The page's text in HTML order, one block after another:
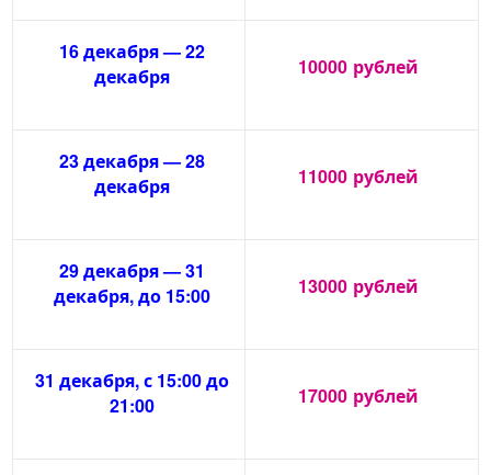
16 декабря — 22
декабря
10000 рублей
23 декабря — 28
декабря
11000 рублей
29 декабря — 31
декабря, до 15:00
13000 рублей
31 декабря, с 15:00 до
21:00
17000 рублей